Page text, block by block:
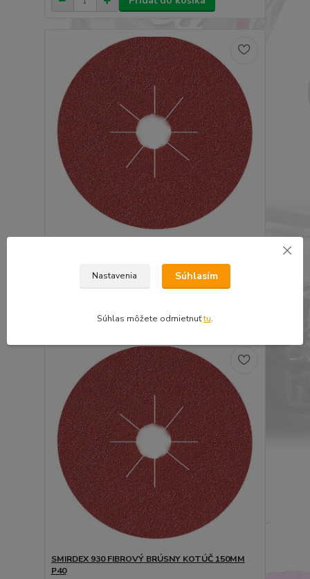
bez DPH
SMIRDEX 930 FIBROVÝ BRÚSNY KOTÚČ 150MM
P40
Nastavenia Súhlasím
Súhlas môžete odmietnuťtu.